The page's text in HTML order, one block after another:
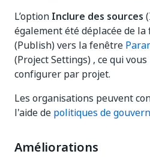
L’option Inclure des sources
également été déplacée de
(Publish) vers la fenêtre
(Project Settings) , ce qui
configurer par projet.
Les organisations peuvent
l'aide de politiques de
Améliorations